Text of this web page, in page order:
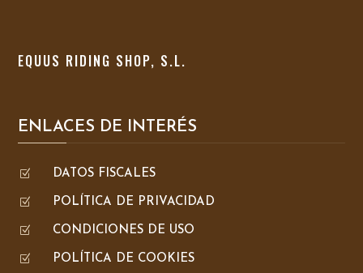
EQUUS RIDING SHOP, S.L.
ENLACES DE INTERÉS
Z DATOS FISCALES
Z POLÍTICA DE PRIVACIDAD
Z CONDICIONES DE USO
Z POLÍTICA DE COOKIES